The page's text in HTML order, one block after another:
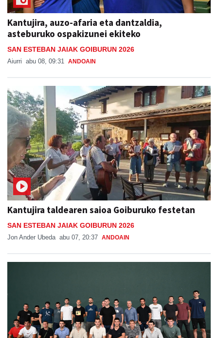
Kantujira, auzo-afaria eta dantzaldia,
asteburuko ospakizunei ekiteko
SAN ESTEBAN JAIAK GOIBURUN 2026
Aiurri abu 08, 09:31 ANDOAIN
Kantujira taldearen saioa Goiburuko festetan
SAN ESTEBAN JAIAK GOIBURUN 2026
Jon Ander Ubeda abu 07, 20:37 ANDOAIN